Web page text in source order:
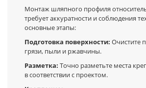
Монтаж шляпного профиля
требует аккуратности и соблюдения
основные этапы:
Подготовка поверхности: Очистите
грязи, пыли и ржавчины.
Разметка: Точно разметьте места
в соответствии с проектом.